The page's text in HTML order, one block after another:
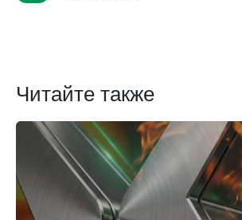
Читайте также